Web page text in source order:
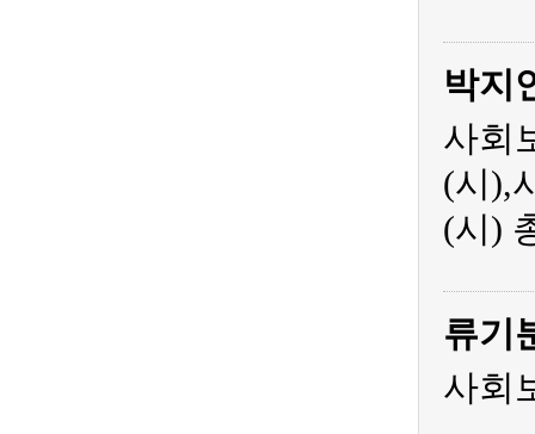
박지
사회
(시),
(시)
류기
사회